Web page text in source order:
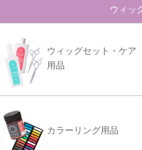
ウィッ
ウィッグセット・ケア
用品
カラーリング用品